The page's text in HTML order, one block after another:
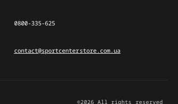
0800-335-625
contact@sportcenterstore.com.ua
©2026 All rights reserved